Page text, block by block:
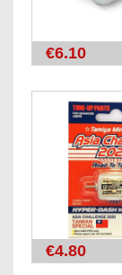
€6.10
€4.80